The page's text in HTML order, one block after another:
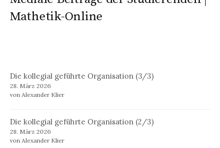
Mathetik-Online
Die kollegial geführte Organisation (3/3)
28. März 2026
von Alexander Klier
Die kollegial geführte Organisation (2/3)
28. März 2026
von Alexander Klier